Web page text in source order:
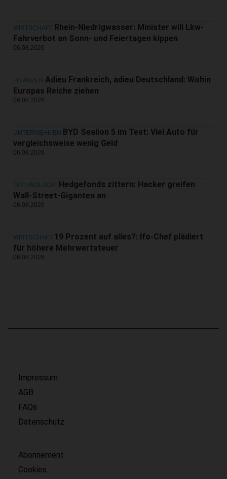
WIRTSCHAFT Rhein-Niedrigwasser: Minister will Lkw-
Fahrverbot an Sonn- und Feiertagen kippen
06.08.2026
FINANZEN Adieu Frankreich, adieu Deutschland: Wohin
Europas Reiche ziehen
06.08.2026
UNTERNEHMEN
BYD Sealion 5 im Test: Viel Auto für
vergleichsweise wenig Geld
06.08.2026
TECHNOLOGIE Hedgefonds zittern: Hacker greifen
Wall-Street-Giganten an
06.08.2026
WIRTSCHAFT 19 Prozent auf alles?: Ifo-Chef plädiert
für höhere Mehrwertsteuer
06.08.2026
Impressum
AGB
FAQs
Datenschutz
Abonnement
Cookies